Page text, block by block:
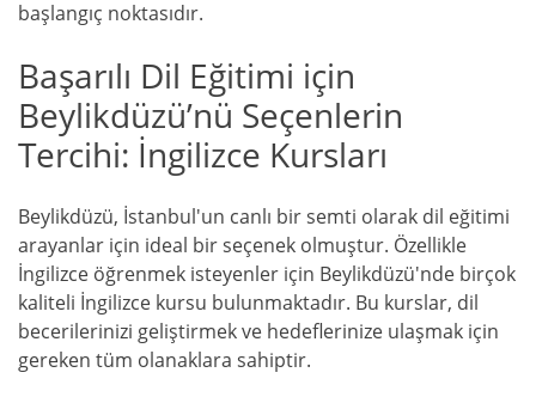
başlangıç noktasıdır.
Başarılı Dil Eğitimi için
Beylikdüzü’nü Seçenlerin
Tercihi: İngilizce Kursları
Beylikdüzü, İstanbul'un canlı bir semti olarak dil eğitimi
arayanlar için ideal bir seçenek olmuştur. Özellikle
İngilizce öğrenmek isteyenler için Beylikdüzü'nde birçok
kaliteli İngilizce kursu bulunmaktadır. Bu kurslar, dil
becerilerinizi geliştirmek ve hedeflerinize ulaşmak için
gereken tüm olanaklara sahiptir.